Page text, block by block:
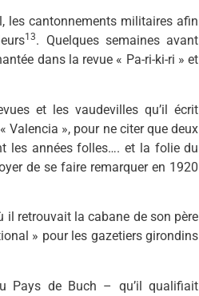
les cantonnements militaires afin
13. Quelques semaines avant
dans la revue « Pa-ri-ki-ri » et
et les vaudevilles qu’il écrit
Valencia », pour ne citer que deux
les années folles…. et la folie du
de se faire remarquer en 1920
il retrouvait la cabane de son père
» pour les gazetiers girondins
Pays de Buch – qu’il qualifiait